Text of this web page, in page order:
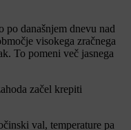
po današnjem dnevu nad
visokega zračnega
To pomeni več jasnega
začel krepiti
val, temperature pa